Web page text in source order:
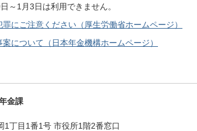
～1月3日は利用できません。
にご注意ください（厚生労働省ホームページ）
について（日本年金機構ホームページ）
金課
1丁目1番1号 市役所1階2番窓口